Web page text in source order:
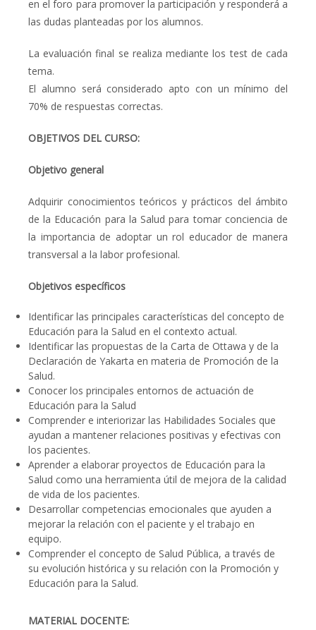
en el foro para promover la participación y responderá a
las dudas planteadas por los alumnos.
La evaluación final se realiza mediante los test de cada
tema.
El alumno será considerado apto con un mínimo del
70% de respuestas correctas.
OBJETIVOS DEL CURSO:
Objetivo general
Adquirir conocimientos teóricos y prácticos del ámbito
de la Educación para la Salud para tomar conciencia de
la importancia de adoptar un rol educador de manera
transversal a la labor profesional.
Objetivos específicos
Identificar las principales características del concepto de
Educación para la Salud en el contexto actual.
Identificar las propuestas de la Carta de Ottawa y de la
Declaración de Yakarta en materia de Promoción de la
Salud.
Conocer los principales entornos de actuación de
Educación para la Salud
Comprender e interiorizar las Habilidades Sociales que
ayudan a mantener relaciones positivas y efectivas con
los pacientes.
Aprender a elaborar proyectos de Educación para la
Salud como una herramienta útil de mejora de la calidad
de vida de los pacientes.
Desarrollar competencias emocionales que ayuden a
mejorar la relación con el paciente y el trabajo en
equipo.
Comprender el concepto de Salud Pública, a través de
su evolución histórica y su relación con la Promoción y
Educación para la Salud.
MATERIAL DOCENTE: